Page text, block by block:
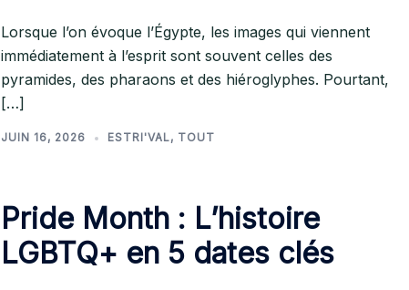
Lorsque l’on évoque l’Égypte, les images qui viennent
immédiatement à l’esprit sont souvent celles des
pyramides, des pharaons et des hiéroglyphes. Pourtant,
[…]
JUIN 16, 2026 ESTRI'VAL, TOUT
Pride Month : L’histoire
LGBTQ+ en 5 dates clés